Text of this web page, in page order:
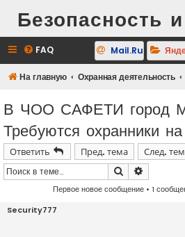
Безопасность
FAQ Mail.Ru
На главную Охранная деятельность
В ЧОО САФЕТИ город
Требуются охранники
Ответить Пред. тема
След.
Поиск
Первое новое сообщение • 1
Security777